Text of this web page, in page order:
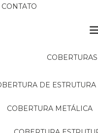
CONTATO
DE
COBERTURA METÁLICA